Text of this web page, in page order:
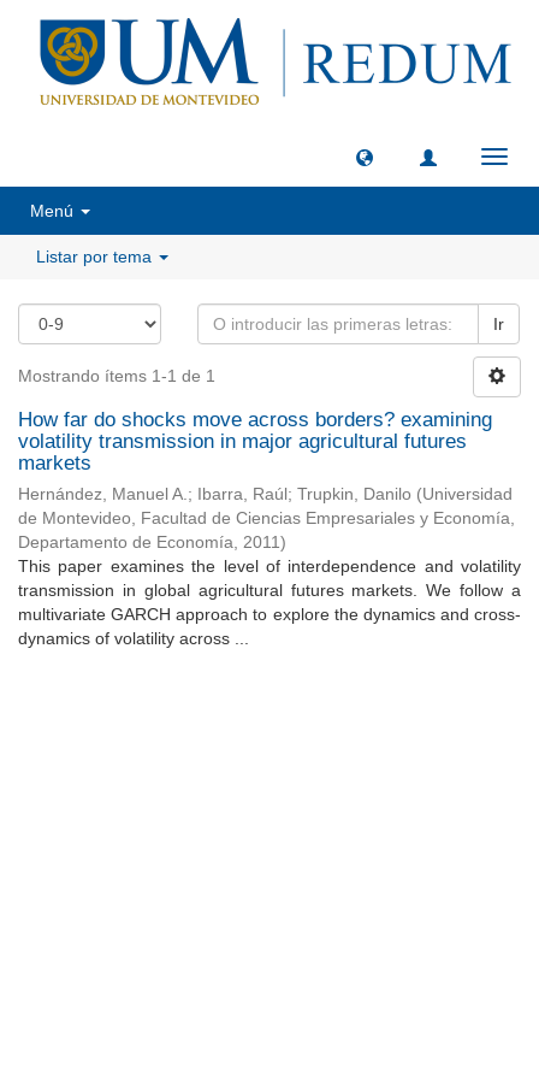
Menú
Listar por tema
Ir
Mostrando ítems 1-1 de 1
How far do shocks move across borders? examining
volatility transmission in major agricultural futures
markets
Hernández, Manuel A.; Ibarra, Raúl ; Trupkin, Danilo (Universidad
de Montevideo, Facultad de Ciencias Empresariales y Economía,
Departamento de Economía, 2011)
This paper examines the level of interdependence and volatility
transmission in global agricultural futures markets. We follow a
multivariate GARCH approach to explore the dynamics and cross-
dynamics of volatility across ...